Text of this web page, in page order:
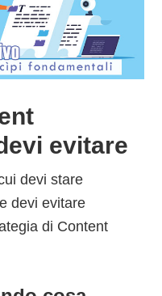
evitare
devi stare
devi evitare
di Content